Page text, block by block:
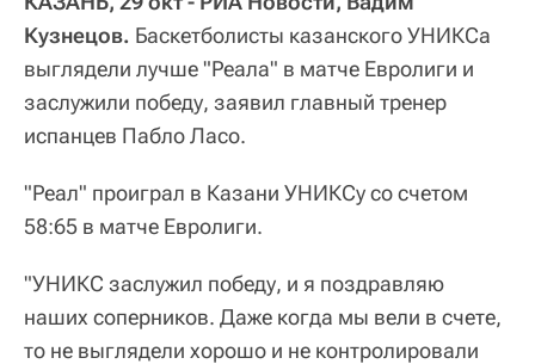
Кузнецов. Баскетболисты казанского УНИКСа
выглядели лучше "Реала" в матче Евролиги и
заслужили победу, заявил главный тренер
испанцев Пабло Ласо.
"Реал" проиграл в Казани УНИКСу со счетом
58:65 в матче Евролиги.
"УНИКС заслужил победу, и я поздравляю
наших соперников. Даже когда мы вели в счете,
то не выглядели хорошо и не контролировали